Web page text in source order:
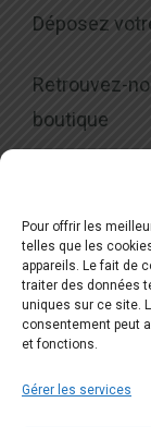
Pour offrir les
telles que les
appareils. Le fait de
traiter des données
uniques sur ce site.
consentement peut
et fonctions.
Gérer les services
Déposez
Retrouvez-
boutique
Mentions
Politique de
confidentialité